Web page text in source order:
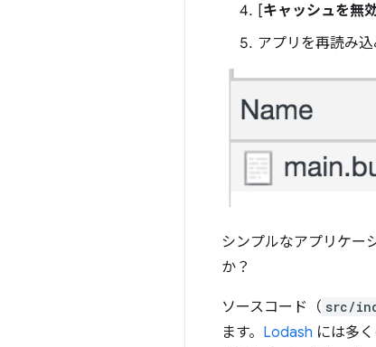
[キャッシュを無
アプリを再読み込
シンプルなアプリケー
か？
ソースコード（ src/
ます。 Lodash には多